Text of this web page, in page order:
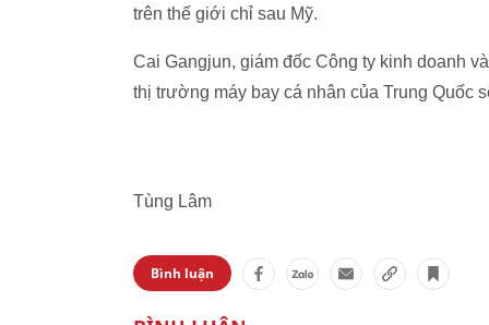
trên thế giới chỉ sau Mỹ.
Cai Gangjun, giám đốc Công ty kinh doanh
thị trường máy bay cá nhân của Trung
Tùng Lâm
Bình luận